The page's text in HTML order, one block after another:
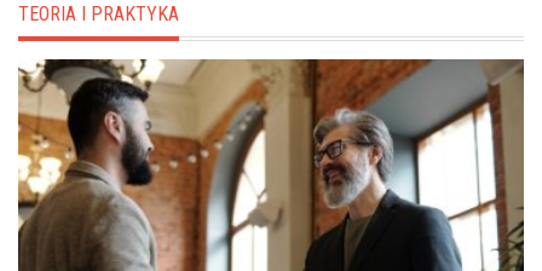
TEORIA I PRAKTYKA